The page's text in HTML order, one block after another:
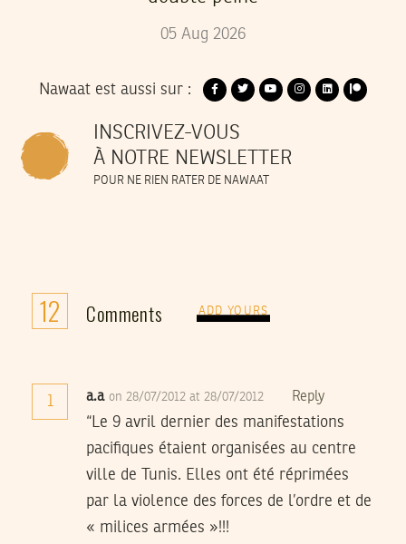
05 Aug 2026
Nawaat est aussi sur :
INSCRIVEZ-VOUS
À NOTRE NEWSLETTER
POUR NE RIEN RATER DE NAWAAT
12 Comments ADD YOURS
1 a.a on 28/07/2012 at 28/07/2012 Reply
“Le 9 avril dernier des manifestations
pacifiques étaient organisées au centre
ville de Tunis. Elles ont été réprimées
par la violence des forces de l’ordre et de
« milices armées »!!!